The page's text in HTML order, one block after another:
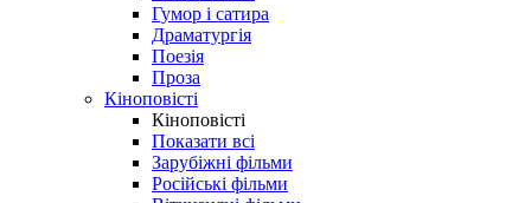
Гумор і сатира
Драматургія
Поезія
Проза
Кіноповісті
Кіноповісті
Показати всі
Зарубіжні фільми
Російські фільми